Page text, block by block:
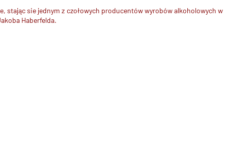
stając sie jednym z czołowych producentów wyrobów alkoholowych w
Haberfelda.